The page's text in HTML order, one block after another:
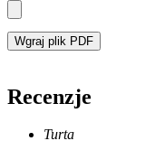
Wgraj plik PDF
Recenzje
Turta